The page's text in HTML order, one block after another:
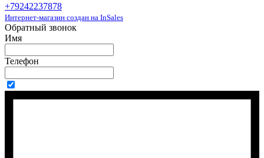
+79242237878
Интернет-магазин создан на InSales
Обратный звонок
Имя
Телефон